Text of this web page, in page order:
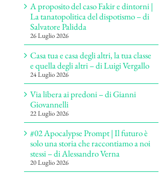
A proposito del caso Fakir e dintorni |
La tanatopolitica del dispotismo – di
Salvatore Palidda
26 Luglio 2026
Casa tua e casa degli altri, la tua classe
e quella degli altri – di Luigi Vergallo
24 Luglio 2026
Via libera ai predoni – di Gianni
Giovannelli
22 Luglio 2026
#02 Apocalypse Prompt | Il futuro è
solo una storia che raccontiamo a noi
stessi – di Alessandro Verna
20 Luglio 2026